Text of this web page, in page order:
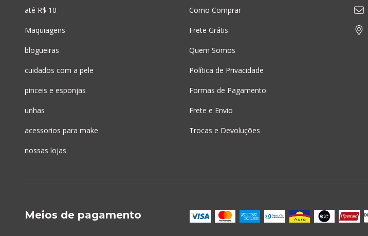
até R$ 10
Maquiagens
blogueiras
cuidados com a pele
pinceis e esponjas
unhas
acessorios para make
nossas lojas
Como Comprar
Frete Grátis
Quem Somos
Política de Privacidade
Formas de Pagamento
Frete e Envio
Trocas e Devoluções
Meios de pagamento